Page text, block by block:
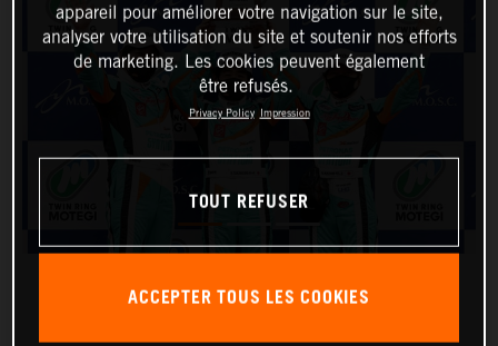
appareil pour améliorer votre navigation sur le site,
analyser votre utilisation du site et soutenir nos efforts
de marketing. Les cookies peuvent également
être refusés.
Privacy Policy Impression
TOUT REFUSER
ACCEPTER TOUS LES COOKIES